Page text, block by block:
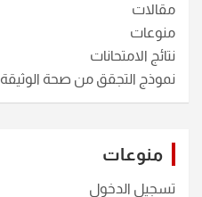
مقالات
منوعات
نتائج الامتحانات
نموذج التجقق من صحة الوثيقة
منوعات
تسجيل الدخول